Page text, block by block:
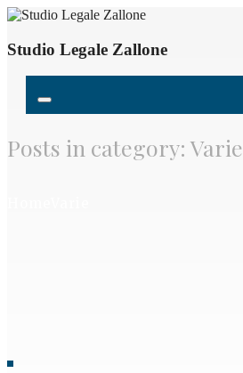
Studio Legale Zallone
Posts in category: Varie